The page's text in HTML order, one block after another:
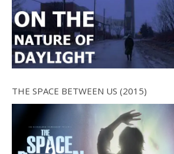
THE SPACE BETWEEN US (2015)